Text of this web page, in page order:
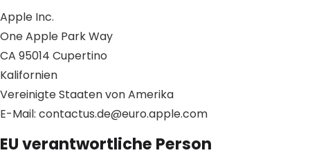
Apple Inc.
One Apple Park Way
CA 95014 Cupertino
Kalifornien
Vereinigte Staaten von Amerika
E-Mail: contactus.de@euro.apple.com
EU verantwortliche Person